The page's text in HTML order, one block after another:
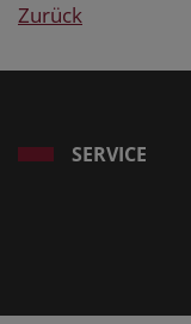
Zurück
SERVICE